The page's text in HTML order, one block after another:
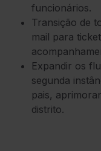
funcionários.
Transição de
mail para
Expandir os
segunda
pais,
distrito.